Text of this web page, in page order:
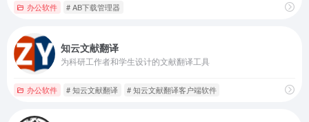
办公软件 # AB下载管理器
知云文献翻译
为科研工作者和学生设计的文献翻译工具
办公软件 # 知云文献翻译 # 知云文献翻译客户端软件